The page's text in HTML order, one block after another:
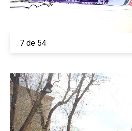
7 de 54